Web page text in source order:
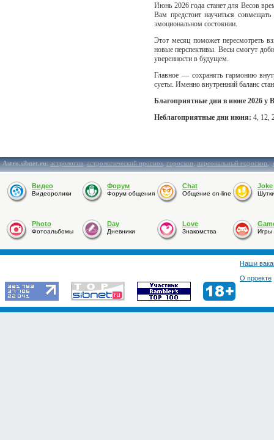
Июнь 2026 года станет для Весов
Вам предстоит научиться
эмоциональном состоянии.
Этот месяц поможет пересмотреть
новые перспективы. Весы смогут
уверенности в будущем.
Главное — сохранять гармонию
суеты. Именно внутренний баланс
Благоприятные дни в июне 2026 у
Неблагоприятные дни июня: 4, 12,
Astro.sibnet.ru:астрология,астрологический прогноз,гороскоп,персональный гороскоп,
Видео
Видеоролики
Форум
Форум общения
Chat
Общение on-line
Joke
Photo
Фотоальбомы
Day
Дневники
Love
Знакомства Игры
Наши
О проекте